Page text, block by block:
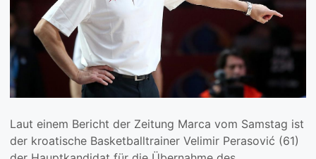
Laut einem Bericht der Zeitung Marca vom Samstag ist
der kroatische Basketballtrainer Velimir Perasović (61)